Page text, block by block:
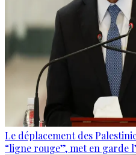
Le déplacement des
“ligne rouge”, met en garde